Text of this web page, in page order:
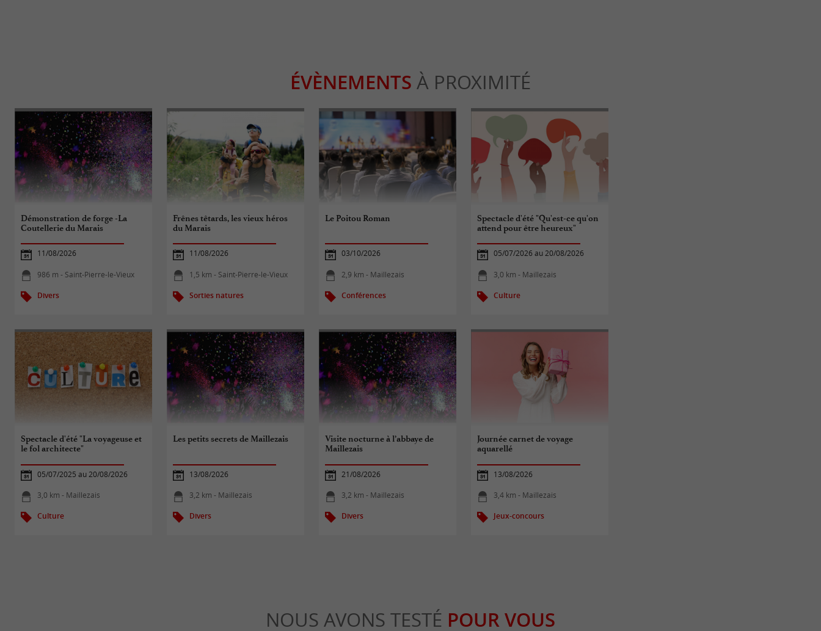
ÉVÈNEMENTS À PROXIMITÉ
Démonstration de forge -La
Coutellerie du Marais
11/08/2026
986 m - Saint-Pierre-le-Vieux
Divers
Frênes têtards, les vieux héros
du Marais
11/08/2026
1,5 km - Saint-Pierre-le-Vieux
Sorties natures
Le Poitou Roman
03/10/2026
2,9 km - Maillezais
Conférences
Spectacle d'été "Qu'est-ce qu'on
attend pour être heureux"
05/07/2026 au 20/08/2026
3,0 km - Maillezais
Culture
Spectacle d'été "La voyageuse et
le fol architecte"
05/07/2025 au 20/08/2026
3,0 km - Maillezais
Culture
Les petits secrets de Maillezais
13/08/2026
3,2 km - Maillezais
Divers
Visite nocturne à l’abbaye de
Maillezais
21/08/2026
3,2 km - Maillezais
Divers
Journée carnet de voyage
aquarellé
13/08/2026
3,4 km - Maillezais
Jeux-concours
NOUS AVONS TESTÉ POUR VOUS